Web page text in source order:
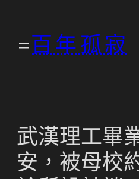
百年孤寂
武漢理工畢
安，被母校